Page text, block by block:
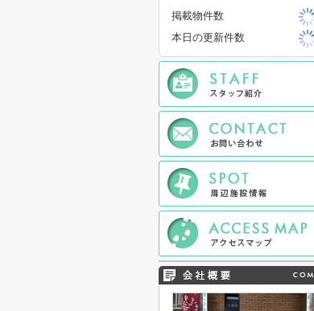
掲載物件数
本日の更新件数